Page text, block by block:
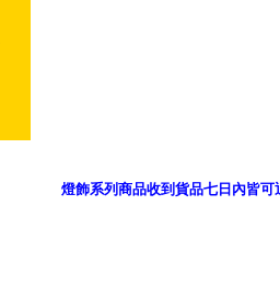
燈飾系列商品收到貨品七日內皆